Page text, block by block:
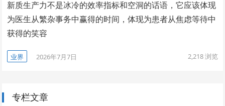
新质生产力不是冰冷的效率指标和空洞的话语，它应该体现
为医生从繁杂事务中赢得的时间，体现为患者从焦虑等待中
获得的笑容
业界 2026年7月7日 2,218浏览
专栏文章